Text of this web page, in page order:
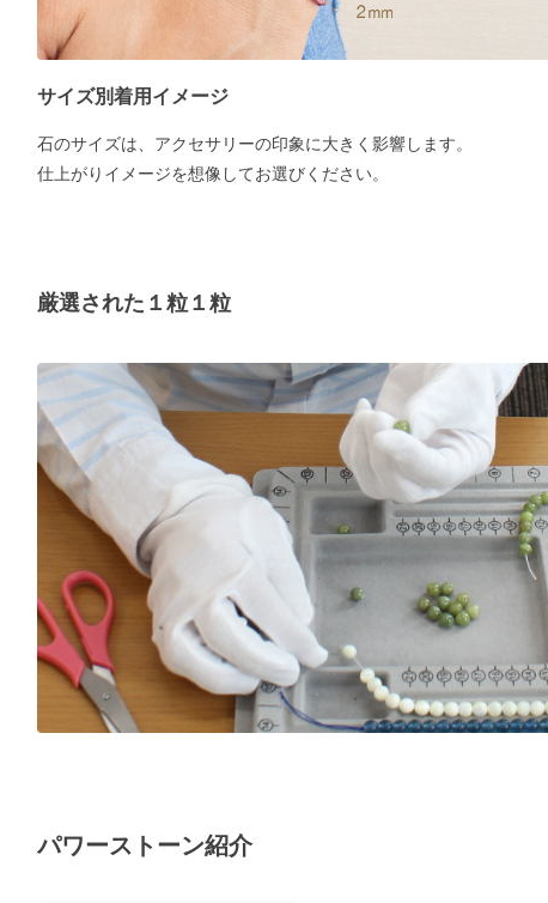
サイズ別着用イメージ
石のサイズは、アクセサリーの印象に大きく影響します。
仕上がりイメージを想像してお選びください。
厳選された１粒１粒
パワーストーン紹介